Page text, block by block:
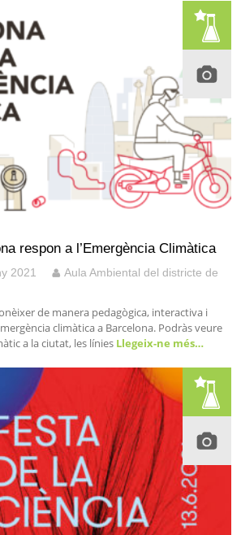
respon a l’Emergència Climàtica
2021
Aula Ambiental del districte de
de manera pedagògica, interactiva i
climàtica a Barcelona. Podràs veure
a la ciutat, les línies Llegeix-ne més…